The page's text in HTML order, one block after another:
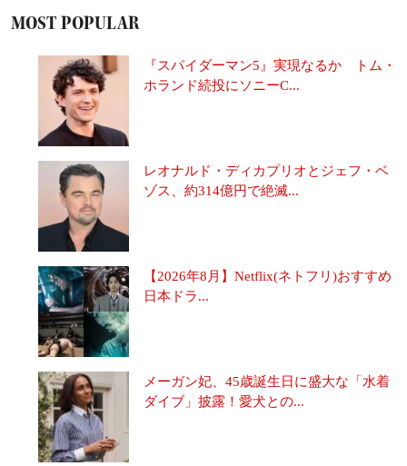
MOST POPULAR
『スパイダーマン5』実現なるか トム・
ホランド続投にソニーC...
レオナルド・ディカプリオとジェフ・ベ
ゾス、約314億円で絶滅...
【2026年8月】Netflix(ネトフリ)おすすめ
日本ドラ...
メーガン妃、45歳誕生日に盛大な「水着
ダイブ」披露！愛犬との...